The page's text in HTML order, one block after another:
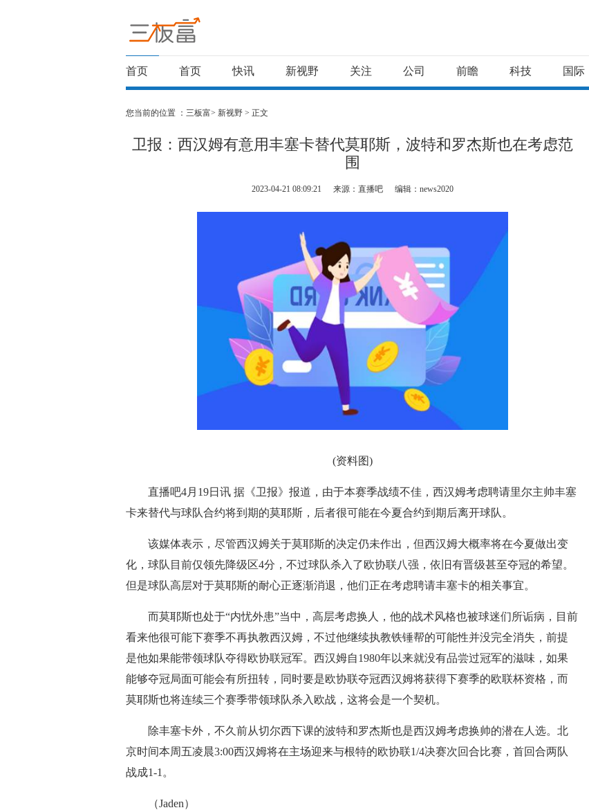
首页 首页 快讯 新视野 关注 公司 前瞻 科技 国际
您当前的位置 ： 三板富> 新视野 > 正文
卫报：西汉姆有意用丰塞卡替代莫耶斯，波特和罗杰斯也在考虑范
围
2023-04-21 08:09:21 来源：直播吧 编辑：news2020
(资料图)
直播吧4月19日讯 据《卫报》报道，由于本赛季战绩不佳，西汉姆考虑聘请里尔主帅丰塞
卡来替代与球队合约将到期的莫耶斯，后者很可能在今夏合约到期后离开球队。
该媒体表示，尽管西汉姆关于莫耶斯的决定仍未作出，但西汉姆大概率将在今夏做出变
化，球队目前仅领先降级区4分，不过球队杀入了欧协联八强，依旧有晋级甚至夺冠的希望。
但是球队高层对于莫耶斯的耐心正逐渐消退，他们正在考虑聘请丰塞卡的相关事宜。
而莫耶斯也处于“内忧外患”当中，高层考虑换人，他的战术风格也被球迷们所诟病，目前
看来他很可能下赛季不再执教西汉姆，不过他继续执教铁锤帮的可能性并没完全消失，前提
是他如果能带领球队夺得欧协联冠军。西汉姆自1980年以来就没有品尝过冠军的滋味，如果
能够夺冠局面可能会有所扭转，同时要是欧协联夺冠西汉姆将获得下赛季的欧联杯资格，而
莫耶斯也将连续三个赛季带领球队杀入欧战，这将会是一个契机。
除丰塞卡外，不久前从切尔西下课的波特和罗杰斯也是西汉姆考虑换帅的潜在人选。北
京时间本周五凌晨3:00西汉姆将在主场迎来与根特的欧协联1/4决赛次回合比赛，首回合两队
战成1-1。
（Jaden）